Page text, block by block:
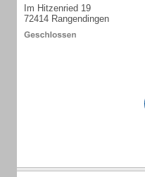
Im Hitzenried 19
72414 Rangendingen